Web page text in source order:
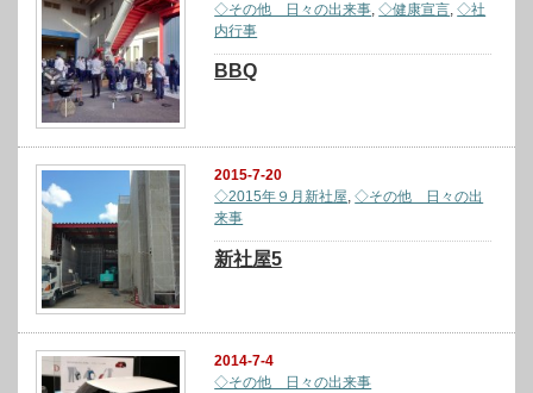
◇その他 日々の出来事,◇健康宣言,◇社
内行事
BBQ
2015-7-20
◇2015年９月新社屋 ,◇その他 日々の出
来事
新社屋5
2014-7-4
◇その他 日々の出来事